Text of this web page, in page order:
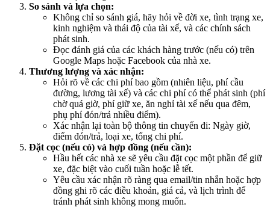
So sánh và lựa chọn:
Không chỉ so sánh giá, hãy hỏi về đời xe, tình trạng xe,
kinh nghiệm và thái độ của tài xế, và các chính sách
phát sinh.
Đọc đánh giá của các khách hàng trước (nếu có) trên
Google Maps hoặc Facebook của nhà xe.
Thương lượng và xác nhận:
Hỏi rõ về các chi phí bao gồm (nhiên liệu, phí cầu
đường, lương tài xế) và các chi phí có thể phát sinh (phí
chờ quá giờ, phí giữ xe, ăn nghỉ tài xế nếu qua đêm,
phụ phí đón/trả nhiều điểm).
Xác nhận lại toàn bộ thông tin chuyến đi: Ngày giờ,
điểm đón/trả, loại xe, tổng chi phí.
Đặt cọc (nếu có) và hợp đồng (nếu cần):
Hầu hết các nhà xe sẽ yêu cầu đặt cọc một phần để giữ
xe, đặc biệt vào cuối tuần hoặc lễ tết.
Yêu cầu xác nhận rõ ràng qua email/tin nhắn hoặc hợp
đồng ghi rõ các điều khoản, giá cả, và lịch trình để
tránh phát sinh không mong muốn.